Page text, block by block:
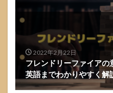
2022年2月22日
フレンドリーファイアの
英語までわかりやすく解